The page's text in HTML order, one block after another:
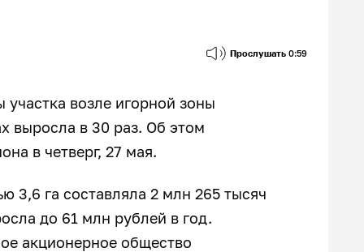
Прослушать 0:59
возле игорной зоны
выросла в 30 раз. Об этом
в четверг, 27 мая.
3,6 га составляла 2 млн 265 тысяч
до 61 млн рублей в год.
акционерное общество